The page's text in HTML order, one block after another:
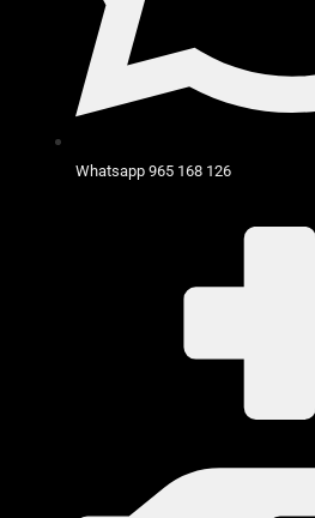
Whatsapp 965 168 126